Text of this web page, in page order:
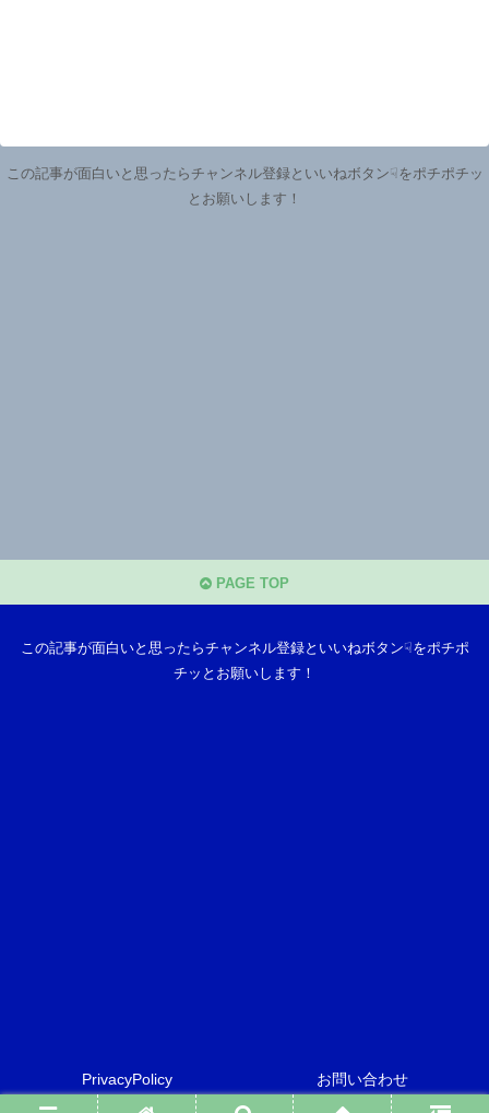
この記事が面白いと思ったらチャンネル登録といいねボタン☟をポチポチッ
とお願いします！
PAGE TOP
この記事が面白いと思ったらチャンネル登録といいねボタン☟をポチポ
チッとお願いします！
PrivacyPolicy お問い合わせ